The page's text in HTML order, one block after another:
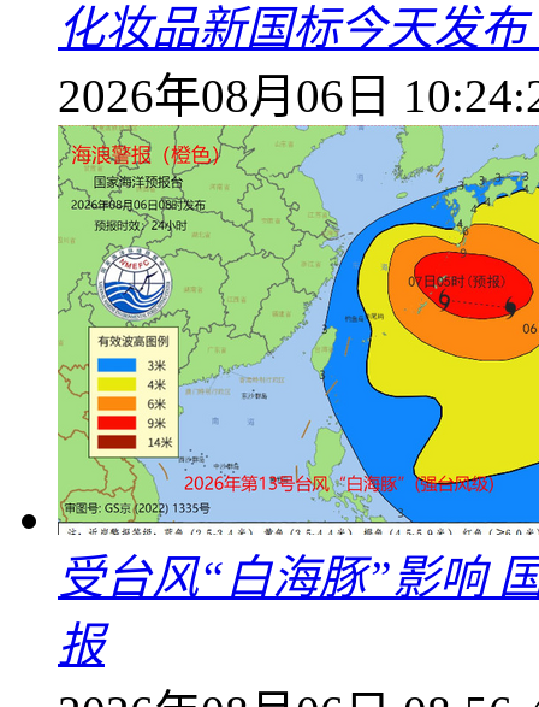
化妆品新国标今天发
2026年08月06日
受台风“白海豚”影响
报